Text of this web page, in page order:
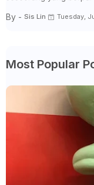
By - Sis Lin Tuesday,
Most Popular